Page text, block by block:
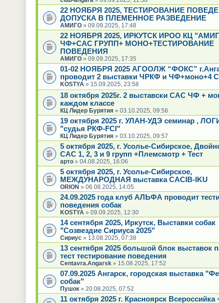
22 НОЯБРЯ 2025, ТЕСТИРОВАНИЕ
ДОПУСКА В ПЛЕМЕННОЕ РАЗВЕДЕНИЕ
АМИГО» 09.09.2025, 17:48
22 НОЯБРЯ 2025, ИРКУТСК ИРОО КЦ
ЧФ+САС ГРУПП+ МОНО+ТЕСТИРОВАНИЕ
ПОВЕДЕНИЯ
АМИГО» 09.09.2025, 17:35
01-02 НОЯБРЯ 2025 АГООЛЖ “ФОКС”
проводит 2 выставки ЧРКФ и ЧФ+моно+4
KOSTYA » 15.09.2025, 23:58
18 октября 2025г. 2 выставски САС ЧФ +
каждом классе
КЦ Лидер Бурятия» 03.10.2025, 09:56
19 октября 2025 г. УЛАН-УДЭ семинар ,
"судья РКФ-FCI"
КЦ Лидер Бурятия» 03.10.2025, 09:57
5 октября 2025, г. Усолье-Сибирское,
САС 1, 2, 3 и 9 групп +Племсмотр + Тест
арто» 04.08.2025, 16:06
5 октября 2025, г. Усолье-Сибирское,
МЕЖДУНАРОДНАЯ выставка CACIB-IKU
ORION » 06.08.2025, 14:05
24.09.2025 года клуб АЛЬФА проводит
поведения собак
KOSTYA » 09.09.2025, 12:30
14 сентября 2025, Иркутск, Выставки собак
"Созвездие Сириуса 2025"
Сириус» 13.08.2025, 07:38
13 сентября 2025 большой блок выставок
тест тестирование поведения
Centavra.Angarsk» 15.08.2025, 17:52
07.09.2025 Ангарск, городская выставка
собак"
Пушок» 20.08.2025, 07:52
11 октября 2025 г. Красноярск Всероссийка